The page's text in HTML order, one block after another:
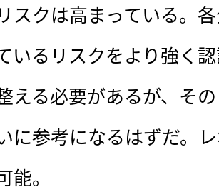
スクは高まっている。
いるリスクをより強く
える必要があるが、そ
に参考になるはずだ。
能。